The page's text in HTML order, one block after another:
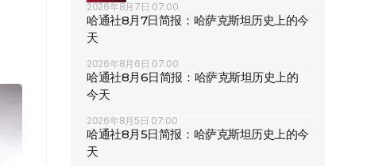
2026年8月7日 07:00
哈通社8月7日简报：哈萨克斯坦历史上的今
天
2026年8月6日 07:00
哈通社8月6日简报：哈萨克斯坦历史上的
今天
2026年8月5日 07:00
哈通社8月5日简报：哈萨克斯坦历史上的今
天